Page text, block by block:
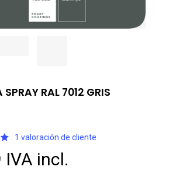
SPRAY RAL 7012 GRIS
1 valoración de cliente
IVA incl.